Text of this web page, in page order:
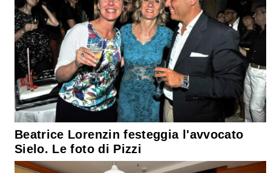
Beatrice Lorenzin festeggia l'avvocato
Sielo. Le foto di Pizzi